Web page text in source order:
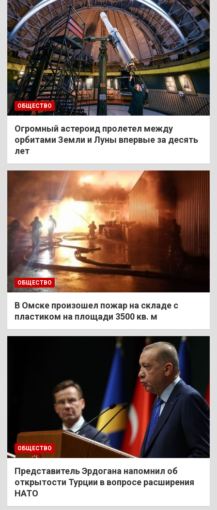
ОБЩЕСТВО
Огромный астероид пролетел между
орбитами Земли и Луны впервые за десять
лет
ОБЩЕСТВО
В Омске произошел пожар на складе с
пластиком на площади 3500 кв. м
ОБЩЕСТВО
Представитель Эрдогана напомнил об
открытости Турции в вопросе расширения
НАТО